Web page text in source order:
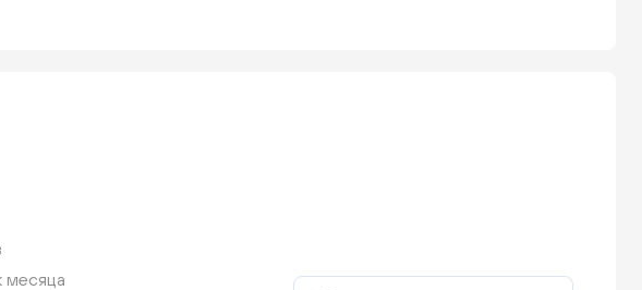
месяца